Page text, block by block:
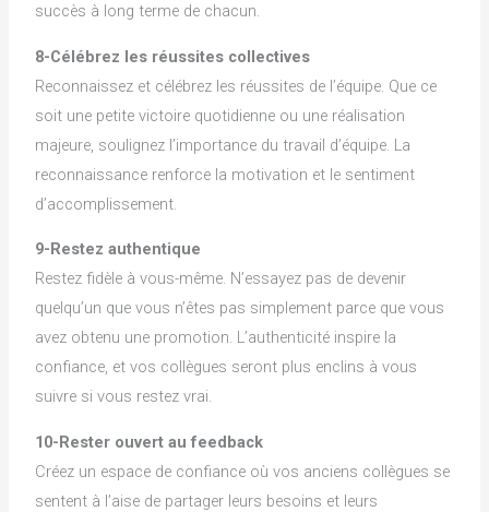
succès à long terme de chacun.
8-Célébrez les réussites collectives
Reconnaissez et célébrez les réussites de l’équipe. Que ce
soit une petite victoire quotidienne ou une réalisation
majeure, soulignez l’importance du travail d’équipe. La
reconnaissance renforce la motivation et le sentiment
d’accomplissement.
9-Restez authentique
Restez fidèle à vous-même. N’essayez pas de devenir
quelqu’un que vous n’êtes pas simplement parce que vous
avez obtenu une promotion. L’authenticité inspire la
confiance, et vos collègues seront plus enclins à vous
suivre si vous restez vrai.
10-Rester ouvert au feedback
Créez un espace de confiance où vos anciens collègues se
sentent à l’aise de partager leurs besoins et leurs